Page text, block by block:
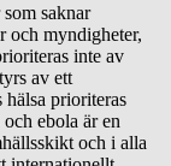
saknar
och myndigheter,
inte av
av ett
hälsa prioriteras
ebola är en
och i alla